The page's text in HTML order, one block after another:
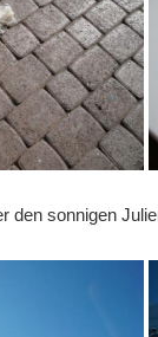
den sonnigen